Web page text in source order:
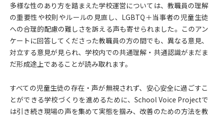
多様な性のあり方を踏まえた学校運営については、教職員の理解
の重要性や校則やルールの見直し、LGBTQ＋当事者の児童生徒
への合理的配慮の難しさを訴える声も寄せられました。このアン
ケートに回答してくださった教職員の方の間でも、異なる意見、
対立する意見が見られ、学校内での共通理解・共通認識がまだま
だ形成途上であることが読み取れます。
すべての児童生徒の存在・声が無視されず、安心安全に過ごすこ
とができる学校づくりを進めるために、School Voice Projectで
は引き続き現場の声を集めて実態を掴み、改善のための方法を教